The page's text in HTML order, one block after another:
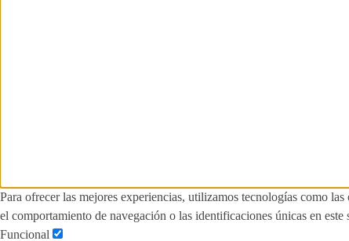
Para ofrecer las mejores experiencias, utilizamos tecnologías como
el comportamiento de navegación o las identificaciones únicas en
Funcional